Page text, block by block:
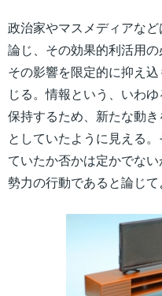
政治家やマスメディアな
論じ、その効果的利活用の
その影響を限定的に抑え
じる。情報という、いわ
保持するため、新たな動
としていたように見える
ていたか否かは定かでな
勢力の行動であると論じて